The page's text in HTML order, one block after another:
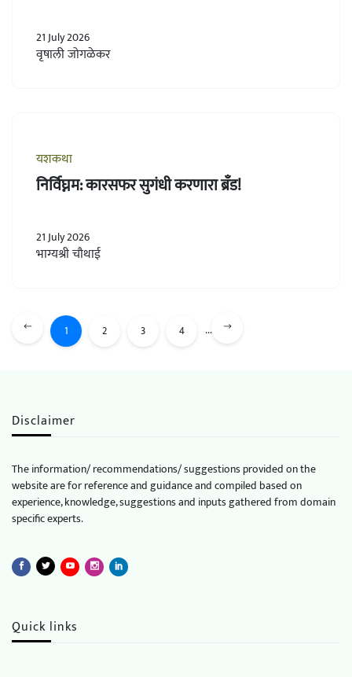
21 July 2026
वृषाली जोगळेकर
यशकथा
निर्विघ्नम: कारसफर सुगंधी करणारा ब्रँड!
21 July 2026
भाग्यश्री चौथाई
1 2 3 4 ...
Disclaimer
The information/ recommendations/ suggestions provided on the
website are for reference and guidance and compiled based on
experience, knowledge, suggestions and inputs gathered from domain
specific experts.
Quick links